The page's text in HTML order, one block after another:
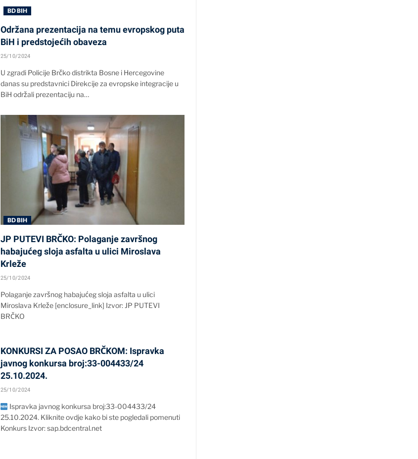
BD BIH
Održana prezentacija na temu evropskog puta
BiH i predstojećih obaveza
25/10/2024
U zgradi Policije Brčko distrikta Bosne i Hercegovine
danas su predstavnici Direkcije za evropske integracije u
BiH održali prezentaciju na…
BD BIH
JP PUTEVI BRČKO: Polaganje završnog
habajućeg sloja asfalta u ulici Miroslava
Krleže
25/10/2024
Polaganje završnog habajućeg sloja asfalta u ulici
Miroslava Krleže [enclosure_link] Izvor: JP PUTEVI
BRČKO
KONKURSI ZA POSAO BRČKOM: Ispravka
javnog konkursa broj:33-004433/24
25.10.2024.
25/10/2024
Ispravka javnog konkursa broj:33-004433/24
25.10.2024. Kliknite ovdje kako bi ste pogledali pomenuti
Konkurs Izvor: sap.bdcentral.net